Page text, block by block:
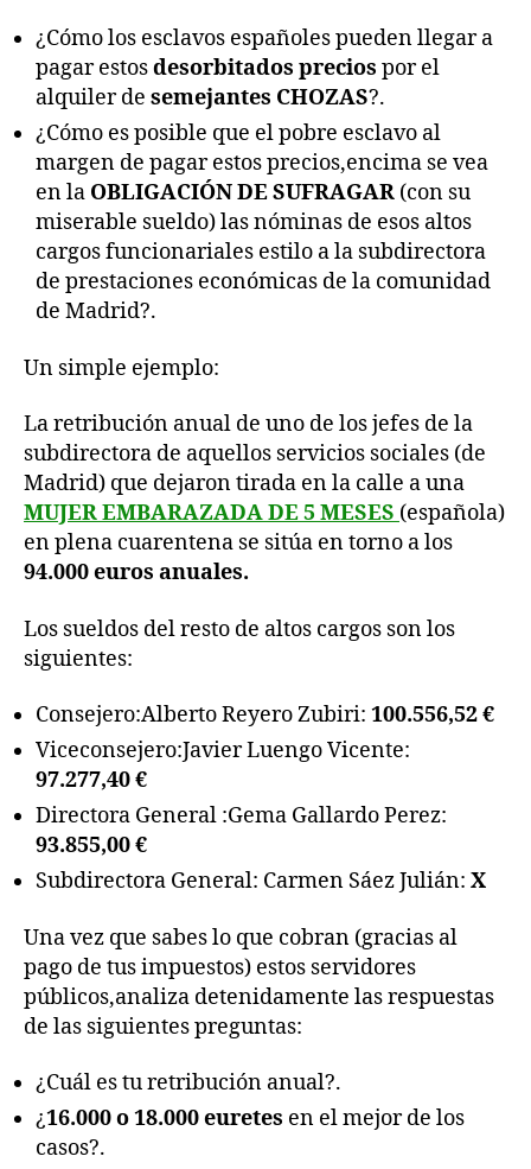
¿Cómo los esclavos españoles pueden llegar a
pagar estosdesorbitados precios por el
alquiler de semejantes CHOZAS?.
¿Cómo es posible que el pobre esclavo al
margen de pagar estos precios,encima se vea
en la OBLIGACIÓN DE SUFRAGAR (con su
miserable sueldo) las nóminas de esos altos
cargos funcionariales estilo a la subdirectora
de prestaciones económicas de la comunidad
de Madrid?.
Un simple ejemplo:
La retribución anual de uno de los jefes de la
subdirectora de aquellos servicios sociales (de
Madrid) que dejaron tirada en la calle a una
MUJER EMBARAZADA DE 5 MESES (española)
en plena cuarentena se sitúa en torno a los
94.000 euros anuales.
Los sueldos del resto de altos cargos son los
siguientes:
Consejero:Alberto Reyero Zubiri: 100.556,52 €
Viceconsejero:Javier Luengo Vicente:
97.277,40 €
Directora General :Gema Gallardo Perez:
93.855,00 €
Subdirectora General: Carmen Sáez Julián: X
Una vez que sabes lo que cobran (gracias al
pago de tus impuestos) estos servidores
públicos,analiza detenidamente las respuestas
de las siguientes preguntas:
¿Cuál es tu retribución anual?.
¿16.000 o 18.000 euretes en el mejor de los
casos?.